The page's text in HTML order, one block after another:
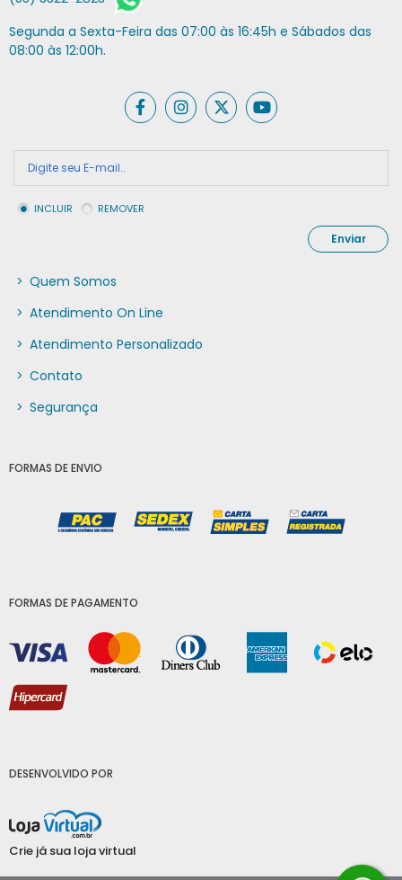
Segunda a Sexta-Feira das 07:00 às 16:45h e Sábados das
08:00 às 12:00h.
INCLUIR REMOVER
Enviar
> Quem Somos
> Atendimento On Line
> Atendimento Personalizado
> Contato
> Segurança
FORMAS DE ENVIO
FORMAS DE PAGAMENTO
DESENVOLVIDO POR
Crie já sua loja virtual